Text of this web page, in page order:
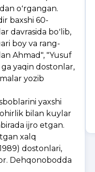
oʻrgangan.
baxshi 60-
davrasida boʻlib,
boy va rang-
Ahmad", "Yusuf
ga yaqin dostonlar,
yozib
yaxshi
bilan kuylar
ijro etgan.
xalq
dostonlari,
Dehqonobodda